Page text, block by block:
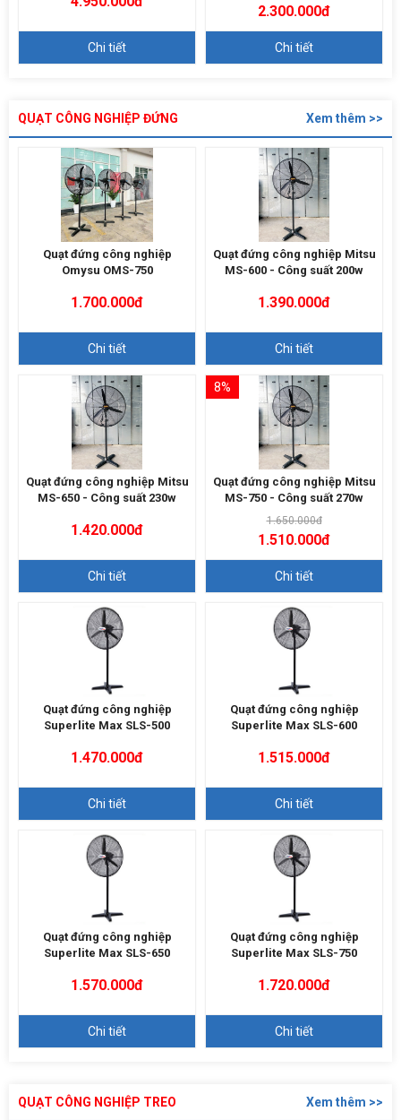
Chi tiết
2.300.000đ
Chi tiết
QUẠT CÔNG NGHIỆP ĐỨNG Xem thêm >>
Quạt đứng công nghiệp
Omysu OMS-750
1.700.000đ
Chi tiết
Quạt đứng công nghiệp Mitsu
MS-600 - Công suất 200w
1.390.000đ
Chi tiết
Quạt đứng công nghiệp Mitsu
MS-650 - Công suất 230w
1.420.000đ
Chi tiết
8%
Quạt đứng công nghiệp Mitsu
MS-750 - Công suất 270w
1.650.000đ
1.510.000đ
Chi tiết
Quạt đứng công nghiệp
Superlite Max SLS-500
1.470.000đ
Chi tiết
Quạt đứng công nghiệp
Superlite Max SLS-600
1.515.000đ
Chi tiết
Quạt đứng công nghiệp
Superlite Max SLS-650
1.570.000đ
Chi tiết
Quạt đứng công nghiệp
Superlite Max SLS-750
1.720.000đ
Chi tiết
QUẠT CÔNG NGHIỆP TREO Xem thêm >>